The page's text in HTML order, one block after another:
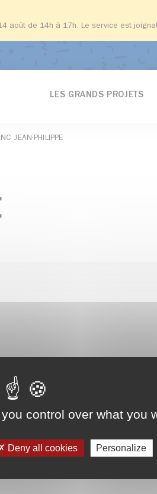
control over what you
Deny all cookies Personalize
août de 14h à 17h. Le service est
LES GRANDS PROJETS
JEAN-PHILIPPE